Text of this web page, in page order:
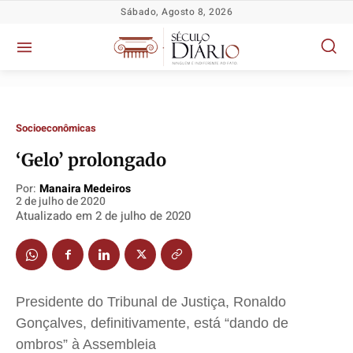
Política
Socioeconômicas
TV Século
Segurança
Política
Socioeconômicas
TV Século
Segurança
Política
Socioeconômicas
TV Século
Segurança
Política
Socioeconômicas
TV Século
Segurança
Sábado, Agosto 8, 2026
Socioeconômicas
‘Gelo’ prolongado
Por: Manaira Medeiros
2 de julho de 2020
Atualizado em 2 de julho de 2020
Presidente do Tribunal de Justiça, Ronaldo
Gonçalves, definitivamente, está “dando de
ombros” à Assembleia